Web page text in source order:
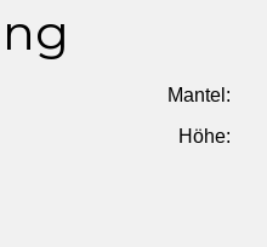
Mantel:
Höhe: